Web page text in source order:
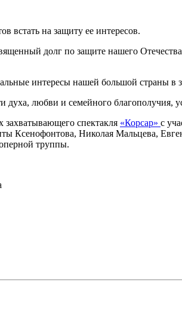
встать на защиту ее интересов.
долг по защите нашего
интересы нашей большой страны в
любви и семейного благополучия,
спектакля «Корсар» с
Николая Мальцева,
труппы.